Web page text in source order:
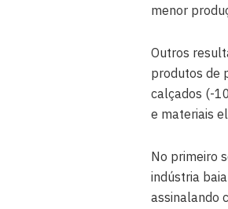
menor
Outros
produtos de
calçados (-
e materiais
No primeiro
indústria
assinalando